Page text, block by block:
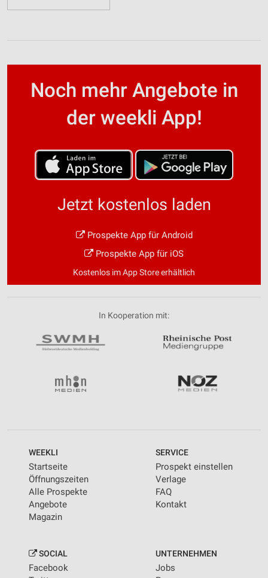
Noch mehr Angebote in
der weekli App!
Jetzt kostenlos laden
Prospekte App für Android
Prospekte App für iOS
Kostenlos im App Store erhältlich
In Kooperation mit:
WEEKLI
Startseite
Öffnungszeiten
Alle Prospekte
Angebote
Magazin
SERVICE
Prospekt einstellen
Verlage
FAQ
Kontakt
SOCIAL
Facebook
UNTERNEHMEN
Jobs